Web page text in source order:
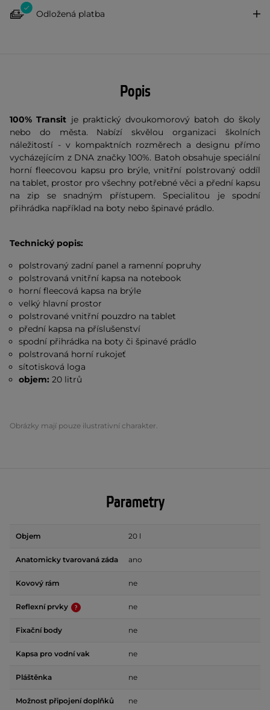
Odložená platba
Popis
100% Transit je praktický dvoukomorový batoh do školy
nebo do města. Nabízí skvělou organizaci školních
náležitostí - v kompaktních rozměrech a designu přímo
vycházejícím z DNA značky 100%. Batoh obsahuje speciální
horní fleecovou kapsu pro brýle, vnitřní polstrovaný oddíl
na tablet, prostor pro všechny potřebné věci a přední kapsu
na zip se snadným přístupem. Specialitou je spodní
přihrádka například na boty nebo špinavé prádlo.
Technický popis:
polstrovaný zadní panel a ramenní popruhy
polstrovaná vnitřní kapsa na notebook
horní fleecová kapsa na brýle
velký hlavní prostor
polstrované vnitřní pouzdro na tablet
přední kapsa na příslušenství
spodní přihrádka na boty či špinavé prádlo
polstrovaná horní rukojeť
sítotisková loga
objem:20 litrů
Obrázky mají pouze ilustrativní charakter.
Parametry
Objem 20 l
Anatomicky tvarovaná záda ano
Kovový rám ne
Reflexní prvky ne
Fixační body ne
Kapsa pro vodní vak ne
Pláštěnka ne
Možnost připojení doplňků ne